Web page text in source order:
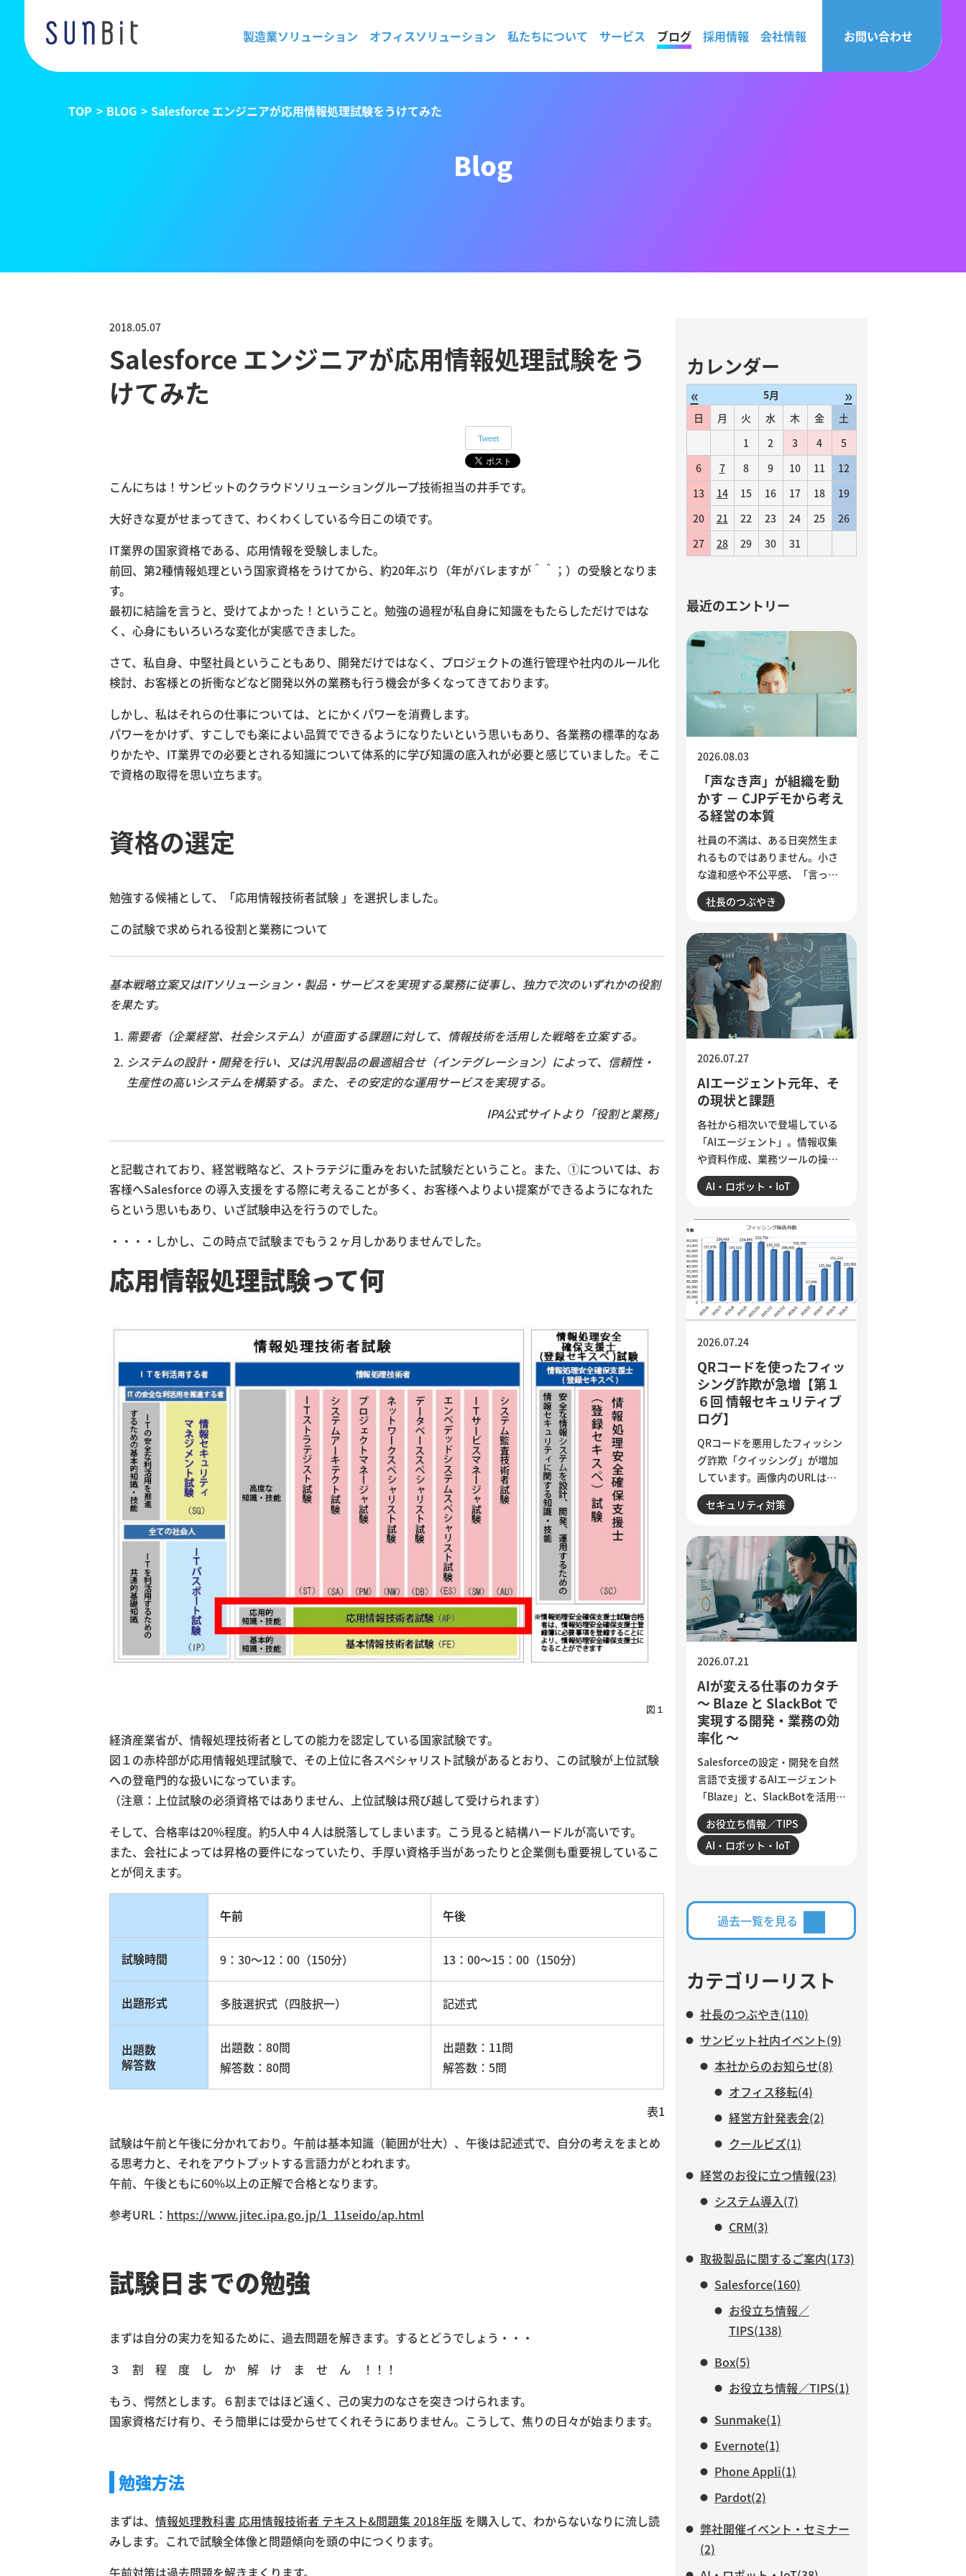
製造業ソリューション オフィスソリューション 私たちについて サービス ブログ 採用情報 会社情報 お問い合わせ
Blog
2018.05.07
Salesforce エンジニアが応用情報処理試験をう
けてみた
Tweet
こんにちは！サンビットのクラウドソリューショングループ技術担当の井手です。
大好きな夏がせまってきて、わくわくしている今日この頃です。
IT業界の国家資格である、応用情報を受験しました。
前回、第2種情報処理という国家資格をうけてから、約20年ぶり（年がバレますが＾＾；）の受験となりま
す。
最初に結論を言うと、受けてよかった！ということ。勉強の過程が私自身に知識をもたらしただけではな
く、心身にもいろいろな変化が実感できました。
さて、私自身、中堅社員ということもあり、開発だけではなく、プロジェクトの進行管理や社内のルール化
検討、お客様との折衝などなど開発以外の業務も行う機会が多くなってきております。
しかし、私はそれらの仕事については、とにかくパワーを消費します。
パワーをかけず、すこしでも楽によい品質でできるようになりたいという思いもあり、各業務の標準的なあ
りかたや、IT業界での必要とされる知識について体系的に学び知識の底入れが必要と感じていました。そこ
で資格の取得を思い立ちます。
資格の選定
勉強する候補として、「応用情報技術者試験 」を選択しました。
この試験で求められる役割と業務について
基本戦略立案又はITソリューション・製品・サービスを実現する業務に従事し、独力で次のいずれかの役割
を果たす。
需要者（企業経営、社会システム）が直面する課題に対して、情報技術を活用した戦略を立案する。
システムの設計・開発を行い、又は汎用製品の最適組合せ（インテグレーション）によって、信頼性・
生産性の高いシステムを構築する。また、その安定的な運用サービスを実現する。
IPA公式サイトより「役割と業務」
と記載されており、経営戦略など、ストラテジに重みをおいた試験だということ。また、①については、お
客様へSalesforce の導入支援をする際に考えることが多く、お客様へよりよい提案ができるようになれた
らという思いもあり、いざ試験申込を行うのでした。
・・・・しかし、この時点で試験までもう２ヶ月しかありませんでした。
応用情報処理試験って何
図１
経済産業省が、情報処理技術者としての能力を認定している国家試験です。
図１の赤枠部が応用情報処理試験で、その上位に各スペシャリスト試験があるとおり、この試験が上位試験
への登竜門的な扱いになっています。
（注意：上位試験の必須資格ではありません、上位試験は飛び越して受けられます）
そして、合格率は20%程度。約5人中４人は脱落してしまいます。こう見ると結構ハードルが高いです。
また、会社によっては昇格の要件になっていたり、手厚い資格手当があったりと企業側も重要視しているこ
とが伺えます。
午前 午後
試験時間 9：30～12：00（150分） 13：00～15：00（150分）
出題形式 多肢選択式（四肢択一） 記述式
出題数
解答数
出題数：80問
解答数：80問
出題数：11問
解答数：5問
表1
試験は午前と午後に分かれており。午前は基本知識（範囲が壮大）、午後は記述式で、自分の考えをまとめ
る思考力と、それをアウトプットする言語力がとわれます。
午前、午後ともに60%以上の正解で合格となります。
参考URL： https://www.jitec.ipa.go.jp/1_11seido/ap.html
試験日までの勉強
まずは自分の実力を知るために、過去問題を解きます。するとどうでしょう・・・
３ 割 程 度 し か 解 け ま せ ん ！！！
もう、愕然とします。６割まではほど遠く、己の実力のなさを突きつけられます。
国家資格だけ有り、そう簡単には受からせてくれそうにありません。こうして、焦りの日々が始まります。
勉強方法
まずは、 情報処理教科書 応用情報技術者 テキスト&問題集 2018年版 を購入して、わからないなりに流し読
みします。これで試験全体像と問題傾向を頭の中につくります。
カレンダー
« 5月 »
日 月 火 水 木 金
土
1
2 3 4
5
6
7 8 9 10 11
12
13
14 15 16 17 18
19
20
21 22 23 24 25
26
27
28 29 30 31
最近のエントリー
「声なき声」が組織を動
かす － CJPデモから考え
る経営の本質
2026.08.03
社員の不満は、ある日突然生ま
れるものではありません。小さ
な違和感や不公平感、「言って
も変わらない」という諦めが積
み重なり、退職やエンゲージメ
インドで若者の抗議運動が教育
相の辞任につながった出来事か
ら、組織に潜む「声なき声」に
耳を傾け、問題の兆しに誠実に
向き合う経営のあり方を考えま
す。
社長のつぶやき
AIエージェント元年、そ
の現状と課題
2026.07.27
各社から相次いで登場している
「AIエージェント」。情報収集
や資料作成、業務ツールの操作
まで任せられるようになった一
方、現場では「思ったほど使え
す。各社のAIエージェント機能
を紹介するとともに、導入がう
まくいかない5つの理由を整理。
業務の棚卸しや手順の分解、品
質基準の明文化など、小さく試
しながら実用化を進める方法を
AI・ロボット・IoT
QRコードを使ったフィッ
シング詐欺が急増【第１
６回 情報セキュリティブ
ログ】
2026.07.24
QRコードを悪用したフィッシン
グ詐欺「クイッシング」が増加
しています。画像内のURLはメ
ールフィルターで検知されにく
く、スマートフォンを経由して
です。セキュリティ意識が高い
人ほど狙われる巧妙な手口と、
被害を防ぐために実践したい3つ
の確認ポイントをご紹介しま
す。
セキュリティ対策
AIが変える仕事のカタチ
～ Blaze と SlackBot で
実現する開発・業務の効
率化 ～
2026.07.21
Salesforceの設定・開発を自然
言語で支援するAIエージェント
「Blaze」と、SlackBotを活用し
た業務自動化を紹介します。AI
は、日々の細かな作業をどこま
で効率化できるのでしょうか。
など、サンビットで実際に構
築・運用している仕組みを交え
ながら、AIに任せる業務と、人
て紹介します。
お役立ち情報／TIPS
AI・ロボット・IoT
過去一覧を見る
カテゴリーリスト
社長のつぶやき(110)
サンビット社内イベント(9)
本社からのお知らせ(8)
オフィス移転(4)
経営方針発表会(2)
クールビズ(1)
経営のお役に立つ情報(23)
システム導入(7)
CRM(3)
取扱製品に関するご案内(173)
Salesforce(160)
お役立ち情報／
TIPS(138)
Box(5)
お役立ち情報／TIPS(1)
Sunmake(1)
Evernote(1)
Phone Appli(1)
Pardot(2)
弊社開催イベント・セミナー
(2)
TOP BLOG Salesforce エンジニアが応用情報処理試験をうけてみた